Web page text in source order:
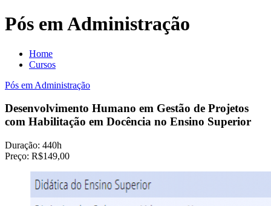
Pós em Administração
Home
Cursos
Pós em Administração
Desenvolvimento Humano em Gestão de Projetos
com Habilitação em Docência no Ensino Superior
Duração: 440h
Preço: R$149,00